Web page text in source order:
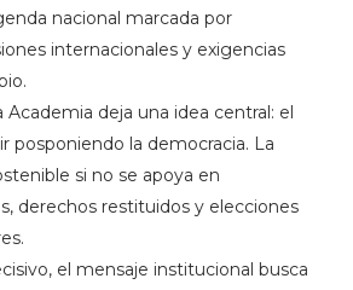
nacional marcada por
internacionales y exigencias
Academia deja una idea central: el
posponiendo la democracia. La
si no se apoya en
derechos restituidos y elecciones
el mensaje institucional busca